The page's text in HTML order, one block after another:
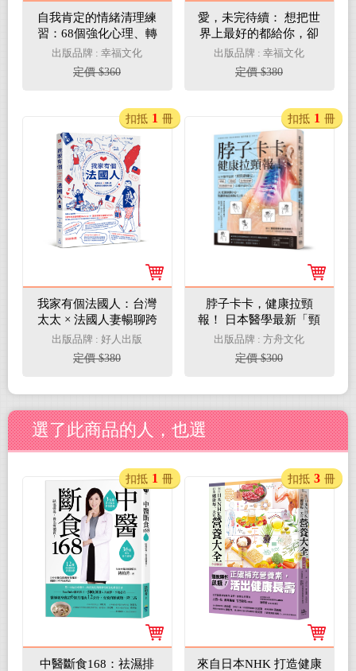
自我肯定的情緒清理練
習：68個強化心理、轉
念思考的練習，結合腦
科學原理，學會設下界
限、保持身心安定的自
出版品牌 : 幸福文化
定價 $360
愛，未完待續： 想把世
界上最好的都給你，卻
發現世上最好的就是你
出版品牌 : 幸福文化
定價 $380
我家有個法國人：台灣
太太 × 法國人妻暢聊跨
文化婚姻大小事
出版品牌 : 好人出版
定價 $380
扣抵 1 冊
脖子卡卡，健康拉頸
報！ 日本醫學最新「頸
肌鍛鍊法」，暈眩、頭
痛、肩頸僵硬、肌筋膜
疼痛，治癒率達80％！
出版品牌 : 方舟文化
定價 $300
扣抵 1 冊
選了此商品的人，也選
中醫斷食168：祛濕排
扣抵 1 冊
來自日本NHK 打造健康
扣抵 3 冊